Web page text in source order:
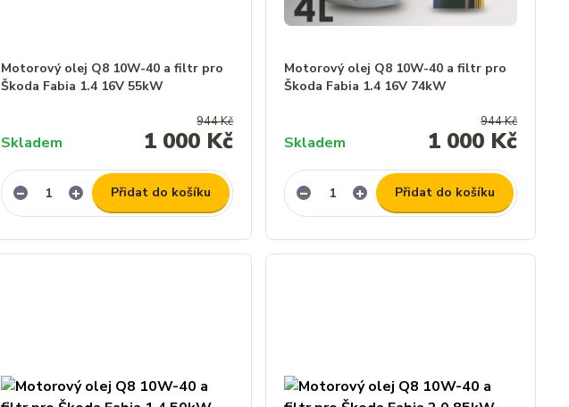
Motorový olej Q8 10W-40 a filtr pro
Škoda Fabia 1.4 16V 55kW
944 Kč
1 000 Kč
Skladem
Přidat do košíku
Motorový olej Q8 10W-40 a filtr pro
Škoda Fabia 1.4 16V 74kW
944 Kč
1 000 Kč
Skladem
Přidat do košíku